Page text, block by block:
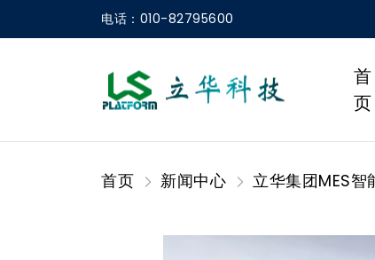
电话：010-82795600
首
页
首页 新闻中心 立华集团MES